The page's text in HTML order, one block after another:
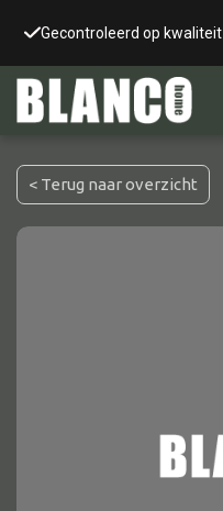
Gecontroleerd op kwaliteit
< Terug naar overzicht